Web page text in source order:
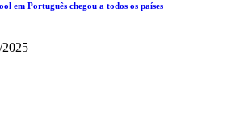
em Português chegou a todos os países
2025